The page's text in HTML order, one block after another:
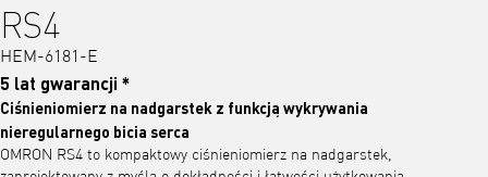
RS4
HEM-6181-E
5 lat gwarancji *
Ciśnieniomierz na nadgarstek z funkcją wykrywania
nieregularnego bicia serca
OMRON RS4 to kompaktowy ciśnieniomierz na nadgarstek,